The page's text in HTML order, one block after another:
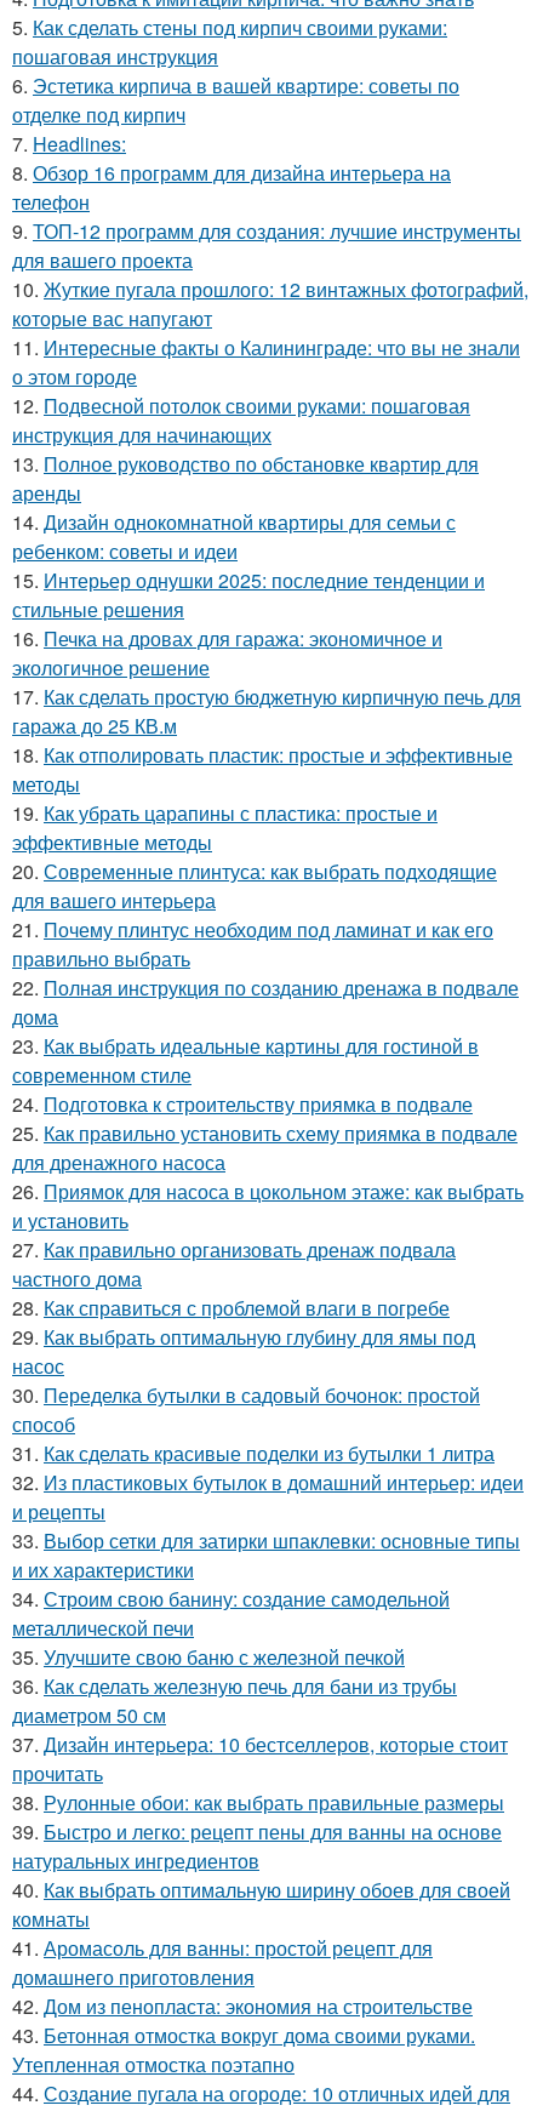
5. Как сделать стены под кирпич своими руками:
пошаговая инструкция
6. Эстетика кирпича в вашей квартире: советы по
отделке под кирпич
7. Headlines:
8. Обзор 16 программ для дизайна интерьера на
телефон
9. ТОП-12 программ для создания: лучшие инструменты
для вашего проекта
10. Жуткие пугала прошлого: 12 винтажных фотографий,
которые вас напугают
11. Интересные факты о Калининграде: что вы не знали
о этом городе
12. Подвесной потолок своими руками: пошаговая
инструкция для начинающих
13. Полное руководство по обстановке квартир для
аренды
14. Дизайн однокомнатной квартиры для семьи с
ребенком: советы и идеи
15. Интерьер однушки 2025: последние тенденции и
стильные решения
16. Печка на дровах для гаража: экономичное и
экологичное решение
17. Как сделать простую бюджетную кирпичную печь для
гаража до 25 КВ.м
18. Как отполировать пластик: простые и эффективные
методы
19. Как убрать царапины с пластика: простые и
эффективные методы
20. Современные плинтуса: как выбрать подходящие
для вашего интерьера
21. Почему плинтус необходим под ламинат и как его
правильно выбрать
22. Полная инструкция по созданию дренажа в подвале
дома
23. Как выбрать идеальные картины для гостиной в
современном стиле
24. Подготовка к строительству приямка в подвале
25. Как правильно установить схему приямка в подвале
для дренажного насоса
26. Приямок для насоса в цокольном этаже: как выбрать
и установить
27. Как правильно организовать дренаж подвала
частного дома
28. Как справиться с проблемой влаги в погребе
29. Как выбрать оптимальную глубину для ямы под
насос
30. Переделка бутылки в садовый бочонок: простой
способ
31. Как сделать красивые поделки из бутылки 1 литра
32. Из пластиковых бутылок в домашний интерьер: идеи
и рецепты
33. Выбор сетки для затирки шпаклевки: основные типы
и их характеристики
34. Строим свою банину: создание самодельной
металлической печи
35. Улучшите свою баню с железной печкой
36. Как сделать железную печь для бани из трубы
диаметром 50 см
37. Дизайн интерьера: 10 бестселлеров, которые стоит
прочитать
38. Рулонные обои: как выбрать правильные размеры
39. Быстро и легко: рецепт пены для ванны на основе
натуральных ингредиентов
40. Как выбрать оптимальную ширину обоев для своей
комнаты
41. Аромасоль для ванны: простой рецепт для
домашнего приготовления
42. Дом из пенопласта: экономия на строительстве
43. Бетонная отмостка вокруг дома своими руками.
Утепленная отмостка поэтапно
44. Создание пугала на огороде: 10 отличных идей для